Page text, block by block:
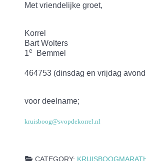
Met vriendelijke groet,
Korrel
Bart Wolters
1e
Bemmel
464753 (dinsdag en vrijdag
voor deelname;
kruisboog@svopdekorrel.nl
CATEGORY: